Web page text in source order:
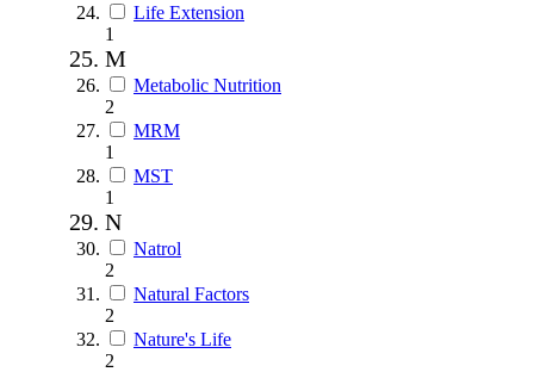
Life Extension
1
M
Metabolic Nutrition
2
MRM
1
MST
1
N
Natrol
2
Natural Factors
2
Nature's Life
2